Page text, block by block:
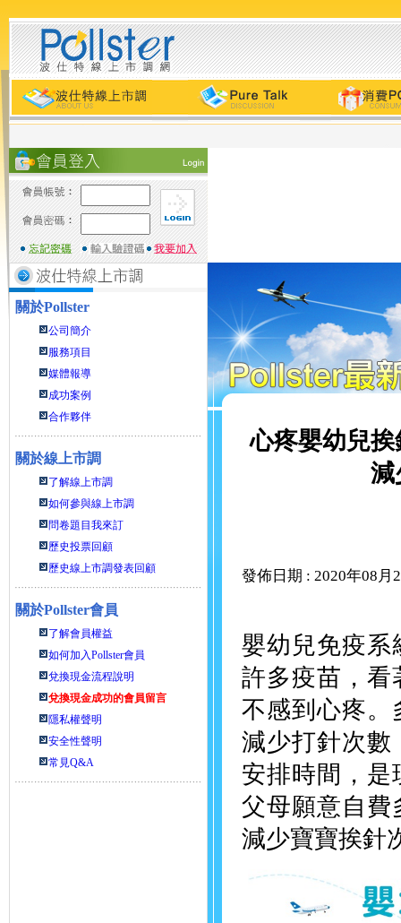
關於Pollster
公司簡介
服務項目
媒體報導
成功案例
合作夥伴
關於線上市調
了解線上市調
如何參與線上市調
問卷題目我來訂
歷史投票回顧
歷史線上市調發表回顧
關於Pollster會員
了解會員權益
如何加入Pollster會員
兌換現金流程說明
兌換現金成功的會員留言
隱私權聲明
安全性聲明
常見Q&A
心疼嬰幼兒
減
發佈日期 : 2020年08月
嬰幼兒免疫系
許多疫苗，看
不感到心疼。
減少打針次數
安排時間，是
父母願意自費
減少寶寶挨針